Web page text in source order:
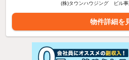
(株)タウンハウジング ビル事
物件詳細を